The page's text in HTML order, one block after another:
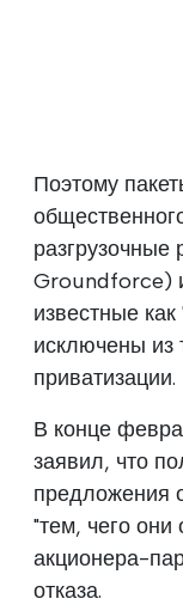
Поэтому
разгрузочные
Groundforce)
известные
исключены из
приватизации.
В конце
заявил, что
предложения
"тем, чего они
акционера-
отказа.